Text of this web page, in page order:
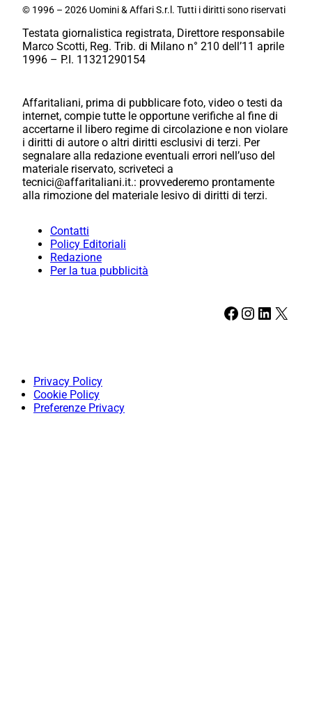
© 1996 – 2026 Uomini & Affari S.r.l. Tutti i diritti sono riservati
Testata giornalistica registrata, Direttore responsabile
Marco Scotti, Reg. Trib. di Milano n° 210 dell’11 aprile
1996 – P.I. 11321290154
Affaritaliani, prima di pubblicare foto, video o testi da
internet, compie tutte le opportune verifiche al fine di
accertarne il libero regime di circolazione e non violare
i diritti di autore o altri diritti esclusivi di terzi. Per
segnalare alla redazione eventuali errori nell’uso del
materiale riservato, scriveteci a
tecnici@affaritaliani.it.: provvederemo prontamente
alla rimozione del materiale lesivo di diritti di terzi.
Contatti
Policy Editoriali
Redazione
Per la tua pubblicità
Facebook Instagram LinkedIn X
Privacy Policy
Cookie Policy
Preferenze Privacy